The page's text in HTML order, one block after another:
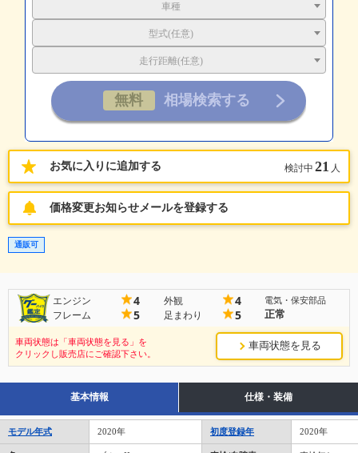
車種
型式(任意)
走行距離(任意)
お気に入りに追加する 検討中 21 人
価格変更お知らせメールを登録する
通販可
エンジン 4 外観 4
フレーム 5 足まわり 5
電気・保安部品
正常
車両状態は「車両状態を見る」を
クリックし販売店にご確認下さい。
車両状態を見る
基本情報 仕様・装備
モデル年式 2020年 初度登録年 2020年